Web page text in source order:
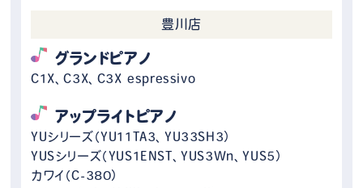
豊川店
グランドピアノ
C1X、C3X、C3X espressivo
アップライトピアノ
YUシリーズ（YU11TA3、YU33SH3）
YUSシリーズ（YUS1ENST、YUS3Wn、YUS5）
カワイ（C-380）